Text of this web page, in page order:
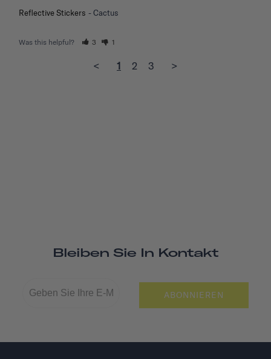
Reflective Stickers Cactus
Was this helpful? 3 1
< 1 2 3 >
Bleiben Sie In Kontakt
ABONNIEREN